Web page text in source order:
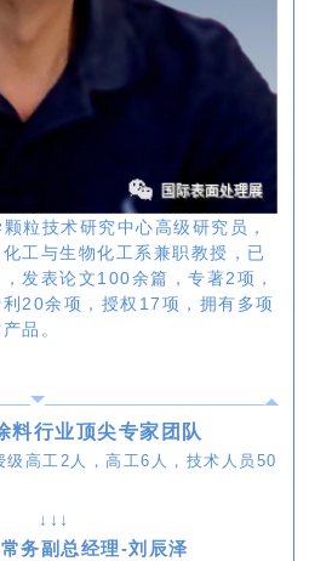
粒技术研究中心高级研究员，
工与生物化工系兼职教授，已
发表论文100余篇，专著2项，
20余项，授权17项，拥有多项
品。
料行业顶尖专家团队
高工2人，高工6人，技术人员50
↓↓↓
务副总经理-刘辰泽